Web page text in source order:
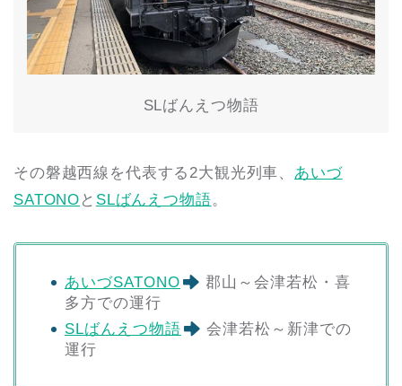
SLばんえつ物語
その磐越西線を代表する2大観光列車、 あいづ
SATONO と SLばんえつ物語。
あいづSATONO
郡山～会津若松・喜
多方での運行
SLばんえつ物語
会津若松～新津での
運行